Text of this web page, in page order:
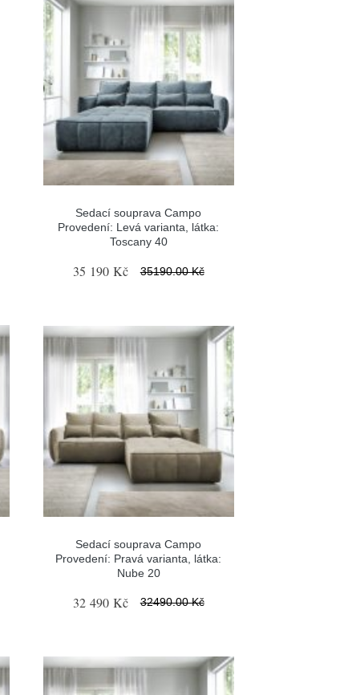
Sedací souprava Campo
Provedení: Levá varianta, látka:
Toscany 40
35 190 Kč 35190.00 Kč
Sedací souprava Campo
Provedení: Pravá varianta, látka:
Nube 20
32 490 Kč 32490.00 Kč